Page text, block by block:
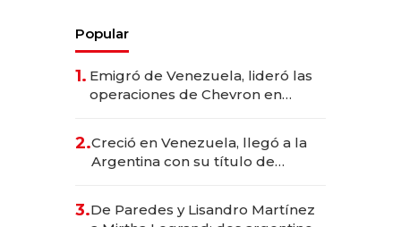
Popular
1. Emigró de Venezuela, lideró las
operaciones de Chevron en
2.Creció en Venezuela, llegó a la
Argentina con su título de
las marcas "fast premium"
3.De Paredes y Lisandro Martínez